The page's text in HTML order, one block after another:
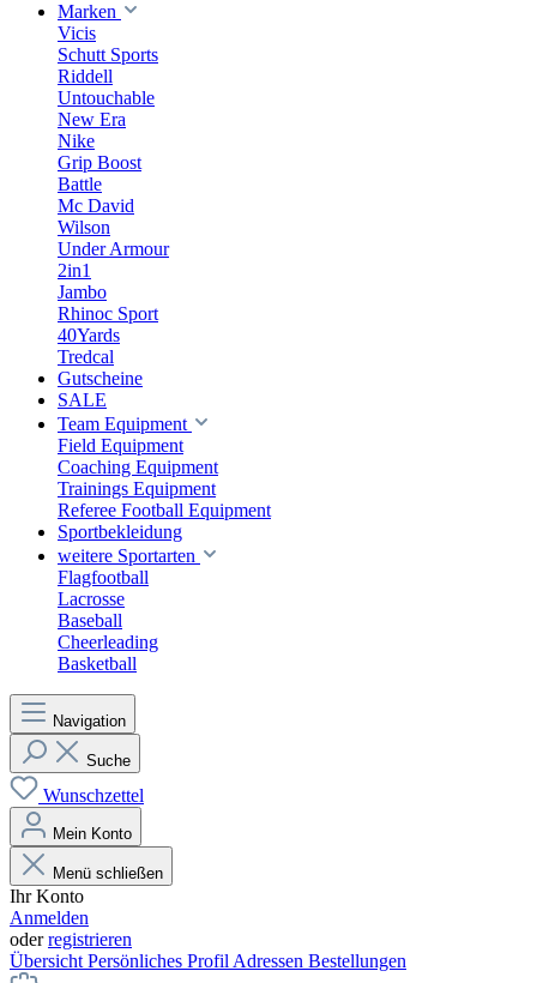
Marken
Vicis
Schutt Sports
Riddell
Untouchable
New Era
Nike
Grip Boost
Battle
Mc David
Wilson
Under Armour
2in1
Jambo
Rhinoc Sport
40Yards
Tredcal
Gutscheine
SALE
Team Equipment
Field Equipment
Coaching Equipment
Trainings Equipment
Referee Football Equipment
Sportbekleidung
weitere Sportarten
Flagfootball
Lacrosse
Baseball
Cheerleading
Basketball
Navigation
Suche
Wunschzettel
Mein Konto
Menü schließen
Ihr Konto
Anmelden
oderregistrieren
Übersicht Persönliches Profil Adressen Bestellungen